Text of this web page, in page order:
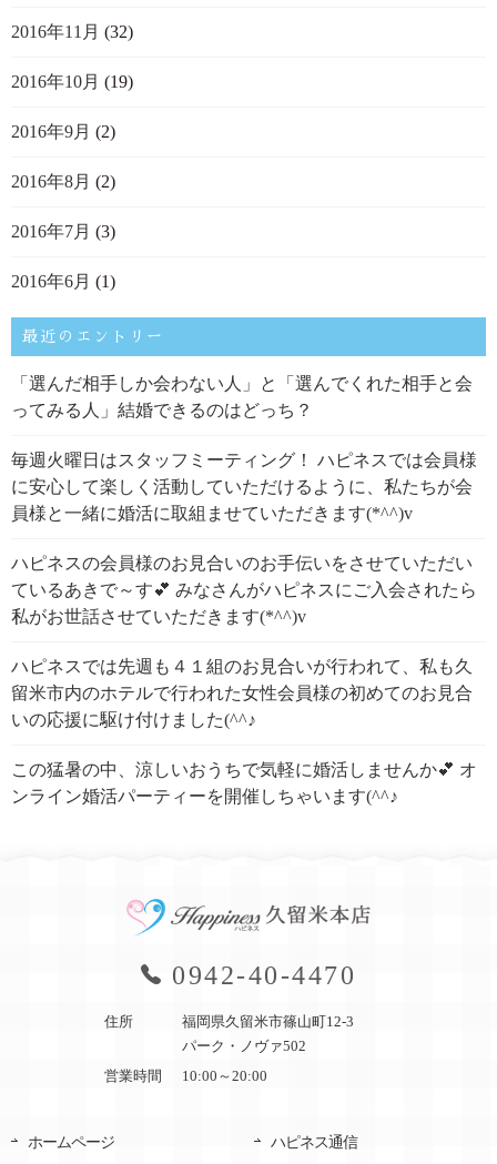
2016年11月 (32)
2016年10月 (19)
2016年9月 (2)
2016年8月 (2)
2016年7月 (3)
2016年6月 (1)
最近のエントリー
「選んだ相手しか会わない人」と「選んでくれた相手と会
ってみる人」結婚できるのはどっち？
毎週火曜日はスタッフミーティング！ ハピネスでは会員様
に安心して楽しく活動していただけるように、私たちが会
員様と一緒に婚活に取組ませていただきます(*^^)v
ハピネスの会員様のお見合いのお手伝いをさせていただい
ているあきで～す💕 みなさんがハピネスにご入会されたら
私がお世話させていただきます(*^^)v
ハピネスでは先週も４１組のお見合いが行われて、私も久
留米市内のホテルで行われた女性会員様の初めてのお見合
いの応援に駆け付けました(^^♪
この猛暑の中、涼しいおうちで気軽に婚活しませんか💕 オ
ンライン婚活パーティーを開催しちゃいます(^^♪
0942-40-4470
住所
福岡県久留米市篠山町12-3
パーク・ノヴァ502
営業時間
10:00～20:00
ホームページ ハピネス通信